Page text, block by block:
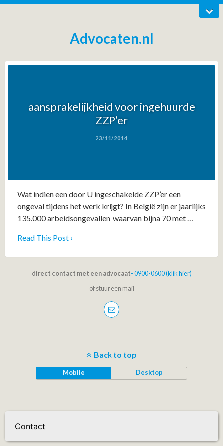
Advocaten.nl
aansprakelijkheid voor ingehuurde
ZZP’er
23/11/2014
Wat indien een door U ingeschakelde ZZP’er een
ongeval tijdens het werk krijgt? In België zijn er jaarlijks
135.000 arbeidsongevallen, waarvan bijna 70 met …
Read This Post ›
direct contact met een advocaat- 0900-0600 (klik hier)
of stuur een mail
Back to top
Mobile Desktop
Contact